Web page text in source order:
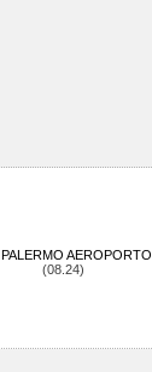
PALERMO AEROPORTO
(08.24)